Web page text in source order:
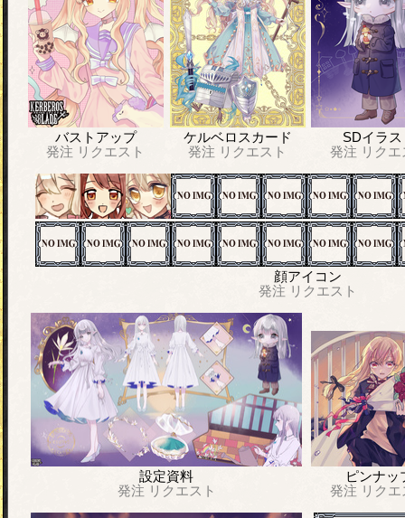
バストアップ
発注 リクエスト
ケルベロスカード
発注 リクエスト
SDイラス
発注 リク
顔アイコン
発注 リクエスト
設定資料
発注 リクエスト
ピンナッ
発注 リク